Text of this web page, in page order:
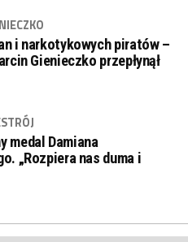
i narkotykowych piratów –
Gienieczko przepłynął
medal Damiana
„Rozpiera nas duma i